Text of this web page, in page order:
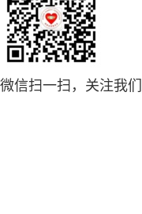
微信扫一扫，关注我们